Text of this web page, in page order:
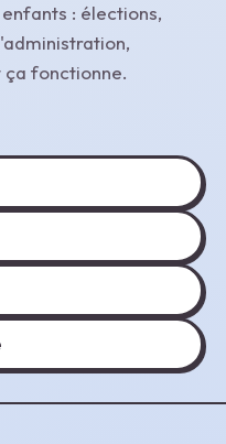
: élections,
ça fonctionne.